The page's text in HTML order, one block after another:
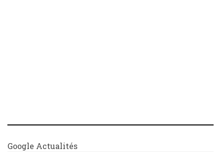
Google Actualités